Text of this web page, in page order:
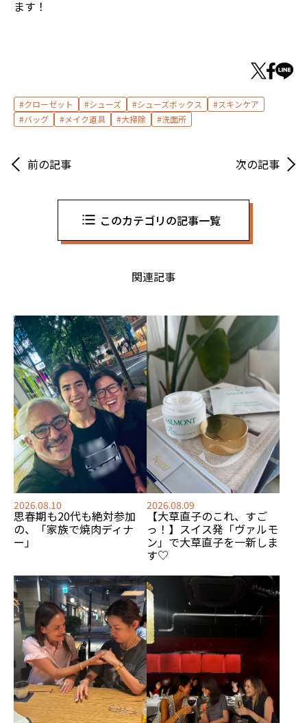
ます！
クローゼット シューズ シューズボックス
スキンケア
バッグ
メイク道具 大掃除 洗面所
前の記事 次の記事
このカテゴリの記事一覧
関連記事
2026.08.10
思春期も20代も絶対参加
の、「家族で焼肉ディナ
ー」
2026.08.09
【大草直子のこれ、すご
っ！】スイス発「ヴァルモ
ン」で大草直子を一新しま
す♡